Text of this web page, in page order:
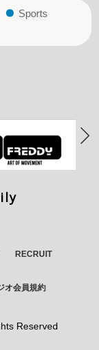
Sports
RECRUIT
オ会員規約
Reserved